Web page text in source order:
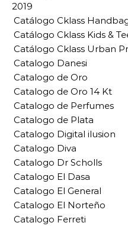
2019
Catálogo Cklass
Catálogo Cklass Kids &
Catálogo Cklass Urban
Catalogo Danesi
Catalogo de Oro
Catalogo de Oro 14 Kt
Catalogo de Perfumes
Catalogo de Plata
Catalogo Digital ilusion
Catalogo Diva
Catalogo Dr Scholls
Catalogo El Dasa
Catalogo El General
Catalogo El Norteño
Catalogo Ferreti